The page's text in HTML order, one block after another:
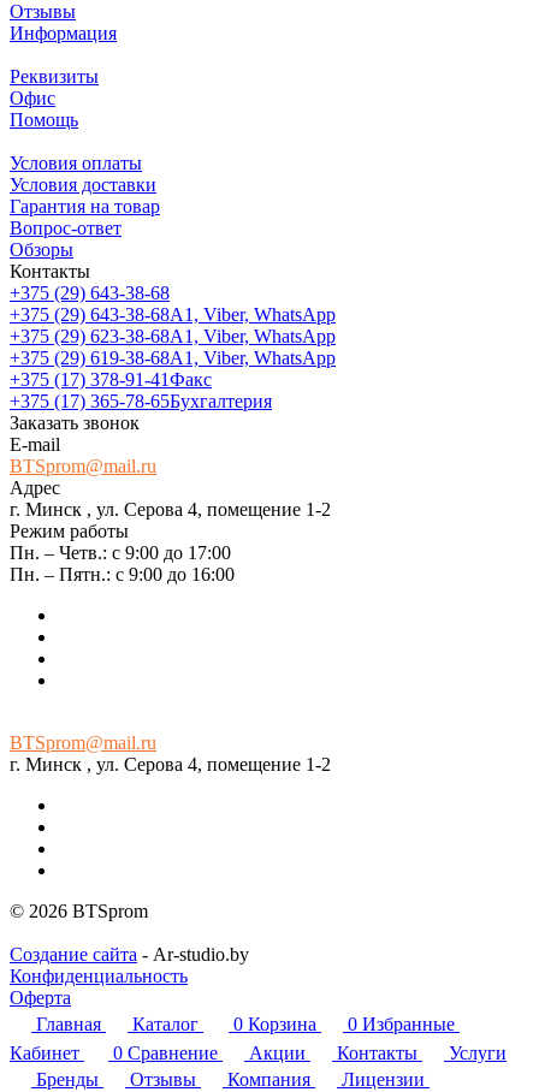
Отзывы
Информация
Реквизиты
Офис
Помощь
Условия оплаты
Условия доставки
Гарантия на товар
Вопрос-ответ
Обзоры
Контакты
+375 (29) 643-38-68
+375 (29) 643-38-68А1, Viber, WhatsApp
+375 (29) 623-38-68А1, Viber, WhatsApp
+375 (29) 619-38-68А1, Viber, WhatsApp
+375 (17) 378-91-41Факс
+375 (17) 365-78-65Бухгалтерия
Заказать звонок
E-mail
BTSprom@mail.ru
Адрес
г. Минск , ул. Серова 4, помещение 1-2
Режим работы
Пн. – Четв.: с 9:00 до 17:00
Пн. – Пятн.: с 9:00 до 16:00
BTSprom@mail.ru
г. Минск , ул. Серова 4, помещение 1-2
© 2026 BTSprom
Создание сайта - Ar-studio.by
Конфиденциальность
Оферта
Главная
Каталог 0 Корзина 0 Избранные
Кабинет
0 Сравнение Акции Контакты
Услуги
Бренды
Отзывы Компания
Лицензии